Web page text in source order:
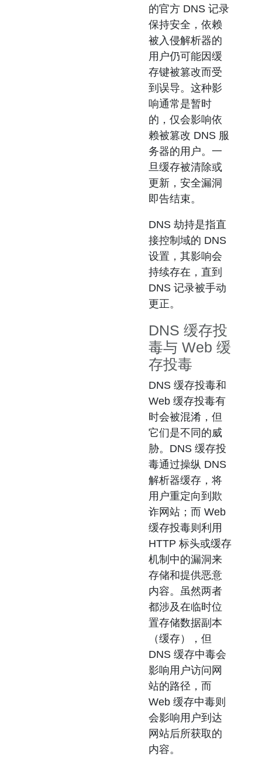
的官方 DNS 记录
保持安全，依赖
被入侵解析器的
用户仍可能因缓
存键被篡改而受
到误导。这种影
响通常是暂时
的，仅会影响依
赖被篡改 DNS 服
务器的用户。一
旦缓存被清除或
更新，安全漏洞
即告结束。
DNS 劫持是指直
接控制域的 DNS
设置，其影响会
持续存在，直到
DNS 记录被手动
更正。
DNS 缓存投
毒与 Web 缓
存投毒
DNS 缓存投毒和
Web 缓存投毒有
时会被混淆，但
它们是不同的威
胁。DNS 缓存投
毒通过操纵 DNS
解析器缓存，将
用户重定向到欺
诈网站；而 Web
缓存投毒则利用
HTTP 标头或缓存
机制中的漏洞来
存储和提供恶意
内容。虽然两者
都涉及在临时位
置存储数据副本
（缓存），但
DNS 缓存中毒会
影响用户访问网
站的路径，而
Web 缓存中毒则
会影响用户到达
网站后所获取的
内容。